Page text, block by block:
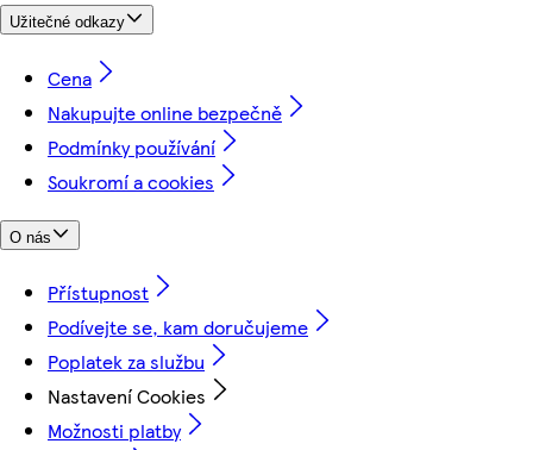
Užitečné odkazy
Cena
Nakupujte online bezpečně
Podmínky používání
Soukromí a cookies
O nás
Přístupnost
Podívejte se, kam doručujeme
Poplatek za službu
Nastavení Cookies
Možnosti platby